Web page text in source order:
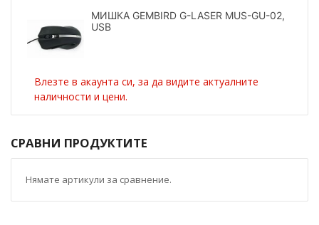
МИШКА GEMBIRD G-LASER MUS-GU-02,
USB
Влезте в акаунта си, за да видите актуалните
наличности и цени.
СРАВНИ ПРОДУКТИТЕ
Нямате артикули за сравнение.